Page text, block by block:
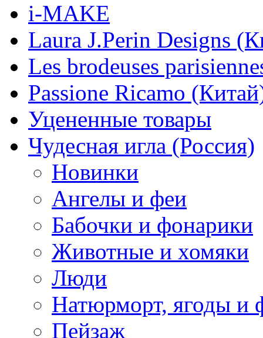
i-MAKE
Laura J.Perin Designs
Les brodeuses
Passione Ricamo
Уцененные товары
Чудесная игла (Россия)
Новинки
Ангелы и феи
Бабочки и фонарики
Животные и хомяки
Люди
Натюрморт, ягоды и
Пейзаж